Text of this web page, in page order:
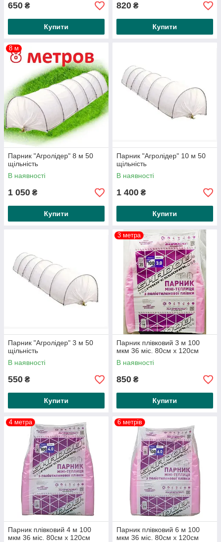
650 ₴
Купити
820 ₴
Купити
8 м
Парник "Агролідер" 8 м 50
щільність
В наявності
1 050 ₴
Купити
Парник "Агролідер" 10 м 50
щільність
В наявності
1 400 ₴
Купити
Парник "Агролідер" 3 м 50
щільність
В наявності
550 ₴
Купити
3 метра
Парник плівковий 3 м 100
мкм 36 міс. 80см х 120см
В наявності
850 ₴
Купити
4 метра
Парник плівковий 4 м 100
мкм 36 міс. 80см х 120см
6 метрів
Парник плівковий 6 м 100
мкм 36 міс. 80см х 120см